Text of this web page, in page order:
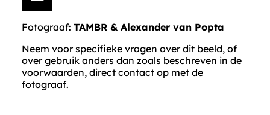
Fotograaf: TAMBR & Alexander van Popta
Neem voor specifieke vragen over dit beeld, of
over gebruik anders dan zoals beschreven in de
voorwaarden, direct contact op met de
fotograaf.